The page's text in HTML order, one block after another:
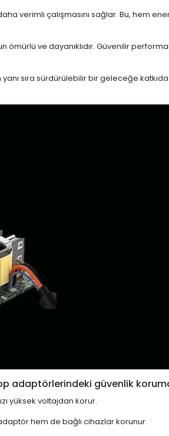
verimli çalışmasını sağlar. Bu, hem
ve dayanıklıdır. Güvenilir
sıra sürdürülebilir bir geleceğe katkıda
adaptörlerindeki güvenlik
yüksek voltajdan korur.
adaptör hem de bağlı cihazlar korunur.